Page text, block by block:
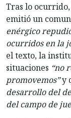
Tras lo
emitió un
enérgico
ocurridos en la
el texto, la
situaciones “no
promovemos”y
desarrollo del
del campo de